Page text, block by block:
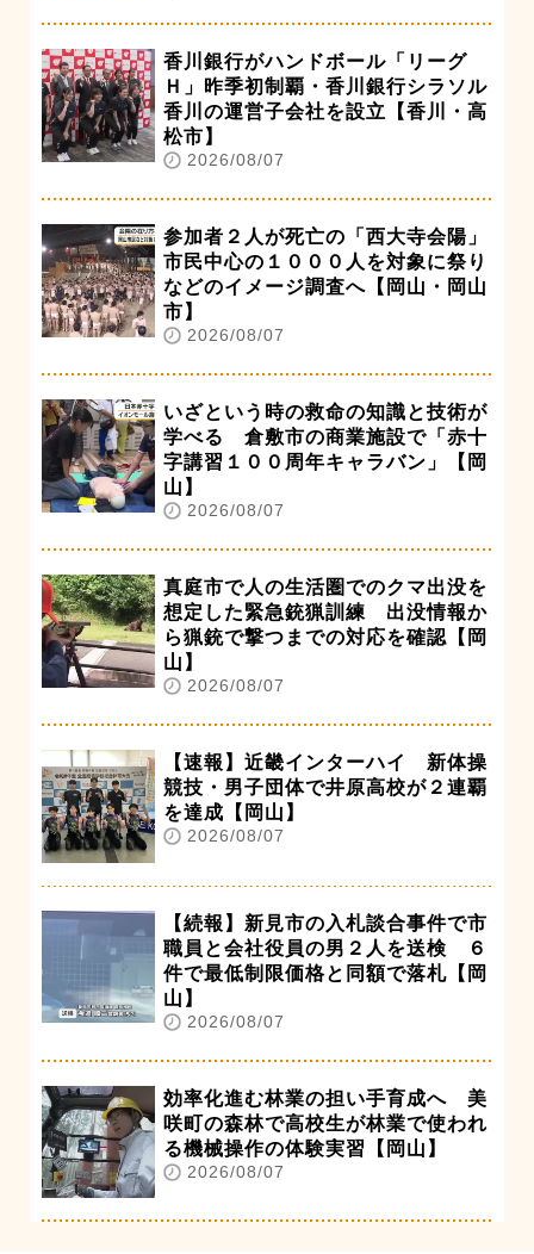
香川銀行がハンドボール「リーグ
Ｈ」昨季初制覇・香川銀行シラソル
香川の運営子会社を設立【香川・高
松市】
2026/08/07
参加者２人が死亡の「西大寺会陽」
市民中心の１０００人を対象に祭り
などのイメージ調査へ【岡山・岡山
市】
2026/08/07
いざという時の救命の知識と技術が
学べる 倉敷市の商業施設で「赤十
字講習１００周年キャラバン」【岡
山】
2026/08/07
真庭市で人の生活圏でのクマ出没を
想定した緊急銃猟訓練 出没情報か
ら猟銃で撃つまでの対応を確認【岡
山】
2026/08/07
【速報】近畿インターハイ 新体操
競技・男子団体で井原高校が２連覇
を達成【岡山】
2026/08/07
【続報】新見市の入札談合事件で市
職員と会社役員の男２人を送検 ６
件で最低制限価格と同額で落札【岡
山】
2026/08/07
効率化進む林業の担い手育成へ 美
咲町の森林で高校生が林業で使われ
る機械操作の体験実習【岡山】
2026/08/07